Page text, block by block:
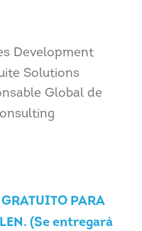
Development
Solutions
Global de
PARA
(Se entregará